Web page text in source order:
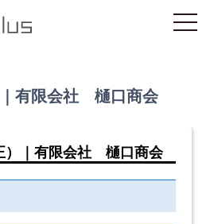
有限会社 樋口商会
）｜有限会社 樋口商会